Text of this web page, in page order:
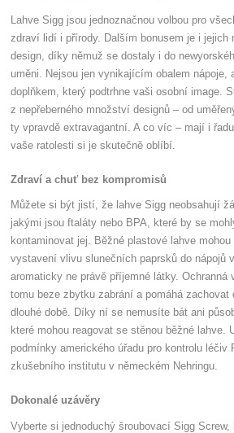
Lahve Sigg jsou jednoznačnou volbou pro
zdraví lidí i přírody. Dalším bonusem je i jejich
design, díky němuž se dostaly i do
uměni. Nejsou jen vynikajícím obalem nápoje,
doplňkem, který podtrhne vaši osobní image.
z nepřeberného množství designů – od
ty vpravdě extravagantní. A co víc – mají i
vaše ratolesti si je skutečně oblíbí.
Zdraví a chuť bez kompromisů
Můžete si být jistí, že lahve Sigg neobsahují
jakými jsou ftaláty nebo BPA, které by se
kontaminovat jej. Běžné plastové lahve mohou
vystavení vlivu slunečních paprsků do nápojů
aromaticky ne právě příjemné látky. Ochranná
tomu beze zbytku zabrání a pomáhá
dlouhé době. Díky ní se nemusíte bát ani
které mohou reagovat se stěnou běžné lahve.
podmínky amerického úřadu pro kontrolu léčiv
zkušebního institutu v německém Nehringu.
Dokonalé uzávěry
Vyberte si jednoduchý šroubovací Sigg